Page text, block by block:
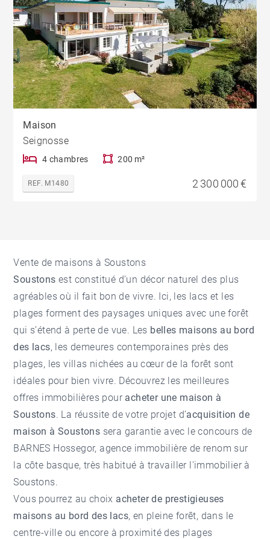
Maison
Seignosse
4 chambres 200 m²
REF. M1480 2 300 000 €
Vente de maisons à Soustons
Soustons est constitué d’un décor naturel des plus
agréables où il fait bon de vivre. Ici, les lacs et les
plages forment des paysages uniques avec une forêt
qui s’étend à perte de vue. Les belles maisons au bord
des lacs, les demeures contemporaines près des
plages, les villas nichées au cœur de la forêt sont
idéales pour bien vivre. Découvrez les meilleures
offres immobilières pour acheter une maison à
Soustons. La réussite de votre projet d’acquisition de
maison à Soustons sera garantie avec le concours de
BARNES Hossegor, agence immobilière de renom sur
la côte basque, très habitué à travailler l'immobilier à
Soustons.
Vous pourrez au choix acheter de prestigieuses
maisons au bord des lacs, en pleine forêt, dans le
centre-ville ou encore à proximité des plages